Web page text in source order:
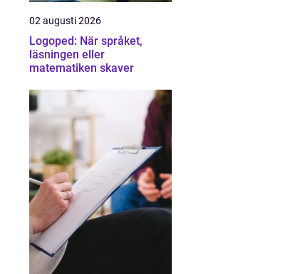
02 augusti 2026
Logoped: När språket,
läsningen eller
matematiken skaver